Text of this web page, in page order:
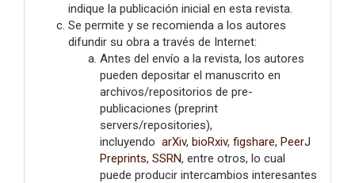
indique la publicación inicial en esta revista.
Se permite y se recomienda a los autores
difundir su obra a través de Internet:
Antes del envío a la revista, los autores
pueden depositar el manuscrito en
archivos/repositorios de pre-
publicaciones (preprint
servers/repositories),
incluyendo arXiv, bioRxiv, figshare, PeerJ
Preprints, SSRN, entre otros, lo cual
puede producir intercambios interesantes